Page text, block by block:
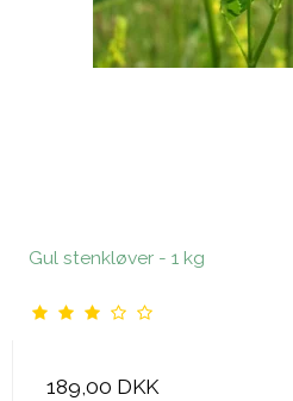
Gul stenkløver - 1 kg
189,00 DKK